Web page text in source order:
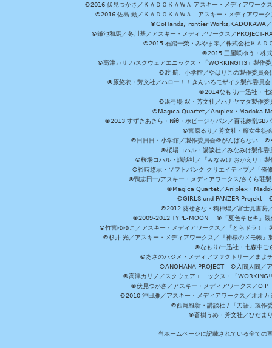
©2016 伏見つかさ／ＫＡＤＯＫＡＷＡ アスキー・メディアワー
©2016 佐島 勤／ＫＡＤＯＫＡＷＡ アスキー・メディアワ
©GoHands,Frontier Works,KADOKAWA
©鎌池和馬／冬川基／アスキー・メディアワークス／
©2015 石踏一榮・みやま零／株式会社ＫＡＤ
©2015 三屋咲ゆう・株
©高津カリノ/スクウェアエニックス・「WORKING!!3」製作
©渡 航、小学館／やはりこの製作委員
©原悠衣・芳文社／ハロー！！きんいろモザイク製作委員
©2014なもり/一迅社・
©浜弓場 双・芳文社／ハナヤマタ製作
©Magica Quartet／Aniplex・Madoka
©2013 すずきあきら・Niθ・ホビージャパン／百花繚乱
©宮原るり／芳文社・藤女生徒
©日日日・小学館／製作委員会＠がんばらない
©桜場コハル・講談社／みなみけ製作
©桜場コハル・講談社／「みなみけ おかえり」
©裕時悠示・ソフトバンク クリエイティブ／「
©鴨志田一/アスキー・メディアワークス/さく
©Magica Quartet／Aniplex・
©GIRLS und PANZER Projekt ©
©2012 葵せきな・狗神煌／富士見書
©2009-2012 TYPE-MOON ©「夏色キセキ」製
©竹宮ゆゆこ／アスキー・メディアワークス／「とらドラ！
©杉井 光／アスキー・メディアワークス／『神様のメモ帳
©なもり/一迅社・七森中
©あさのハジメ・メディアファクトリー／ま
©ANOHANA PROJECT ©入間人間／ア
©高津カリノ／スクウェアエニックス・「
©伏見つかさ／アスキー・メディアワークス／
©2010 沖田雅／アスキー・メディアワークス／オオ
©西尾維新・講談社 / 「刀語」製作
©蒼樹うめ・芳文社／ひだま
当ホームページに記載されている全ての